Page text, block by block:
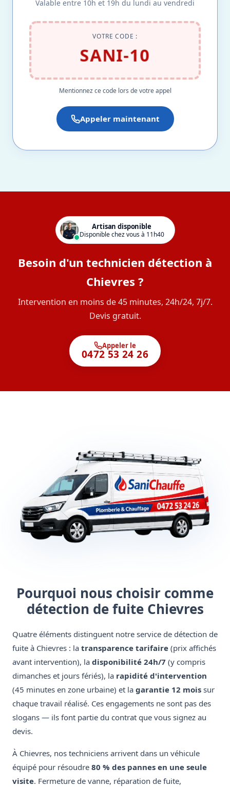
Valable entre 10h et 19h du lundi au vendredi
VOTRE CODE :
SANI-10
Mentionnez ce code lors de votre appel
Appeler maintenant
Artisan disponible
Disponible chez vous à 11h40
Besoin d'un technicien détection à
Chievres ?
Intervention en moins de 45 minutes, 24h/24, 7j/7.
Devis gratuit.
Appeler le
0472 53 24 26
Pourquoi nous choisir comme
détection de fuite Chievres
Quatre éléments distinguent notre service de détection de
fuite à Chievres : la transparence tarifaire (prix affichés
avant intervention), la disponibilité 24h/7 (y compris
dimanches et jours fériés), la rapidité d'intervention
(45 minutes en zone urbaine) et la garantie 12 mois sur
chaque travail réalisé. Ces engagements ne sont pas des
slogans — ils font partie du contrat que vous signez au
devis.
À Chievres, nos techniciens arrivent dans un véhicule
équipé pour résoudre 80 % des pannes en une seule
visite. Fermeture de vanne, réparation de fuite,